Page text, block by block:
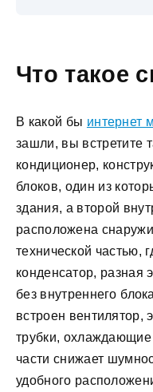
Что такое
В какой бы интернет
зашли, вы встретите
кондиционер,
блоков, один из
здания, а второй
расположена
технической частью,
конденсатор, разная
без внутреннего
встроен вентилятор,
трубки, охлаждающие
части снижает
удобного